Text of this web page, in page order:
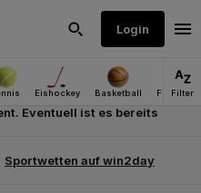
Eventuell ist es bereits